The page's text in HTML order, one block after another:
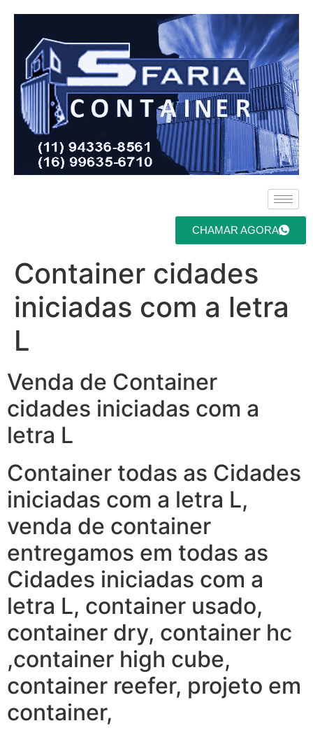
CHAMAR AGORA
Container cidades
iniciadas com a letra
L
Venda de Container
cidades iniciadas com a
letra L
Container todas as Cidades
iniciadas com a letra L,
venda de container
entregamos em todas as
Cidades iniciadas com a
letra L, container usado,
container dry, container hc
,container high cube,
container reefer, projeto em
container,